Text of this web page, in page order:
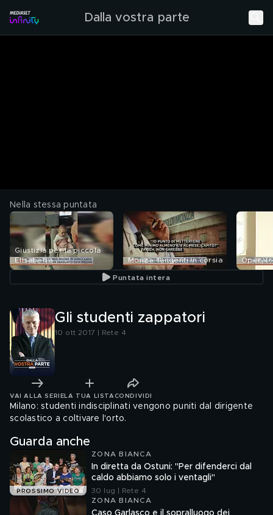
Dalla vostra parte
Nella stessa puntata
Giustizia per la piccola
Elisabetta
Monza: tangenti in corsia
Puntata intera
Gli studenti zappatori
10 ott 2017 | Rete 4
VAI ALLA SERIE LA TUA LISTA CONDIVIDI
Milano: studenti indisciplinati vengono puniti dal dirigente
scolastico a coltivare l'orto.
Guarda anche
PROSSIMO VIDEO
ZONA BIANCA
In diretta da Ostuni: "Per difenderci dal
caldo abbiamo solo i ventagli"
30 lug | Rete 4
ZONA BIANCA
Caso Garlasco e il sopralluogo dei